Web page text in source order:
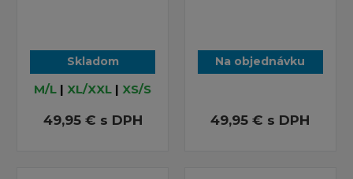
Skladom
M/L | XL/XXL | XS/S
49,95 € s DPH
Na objednávku
49,95 € s DPH